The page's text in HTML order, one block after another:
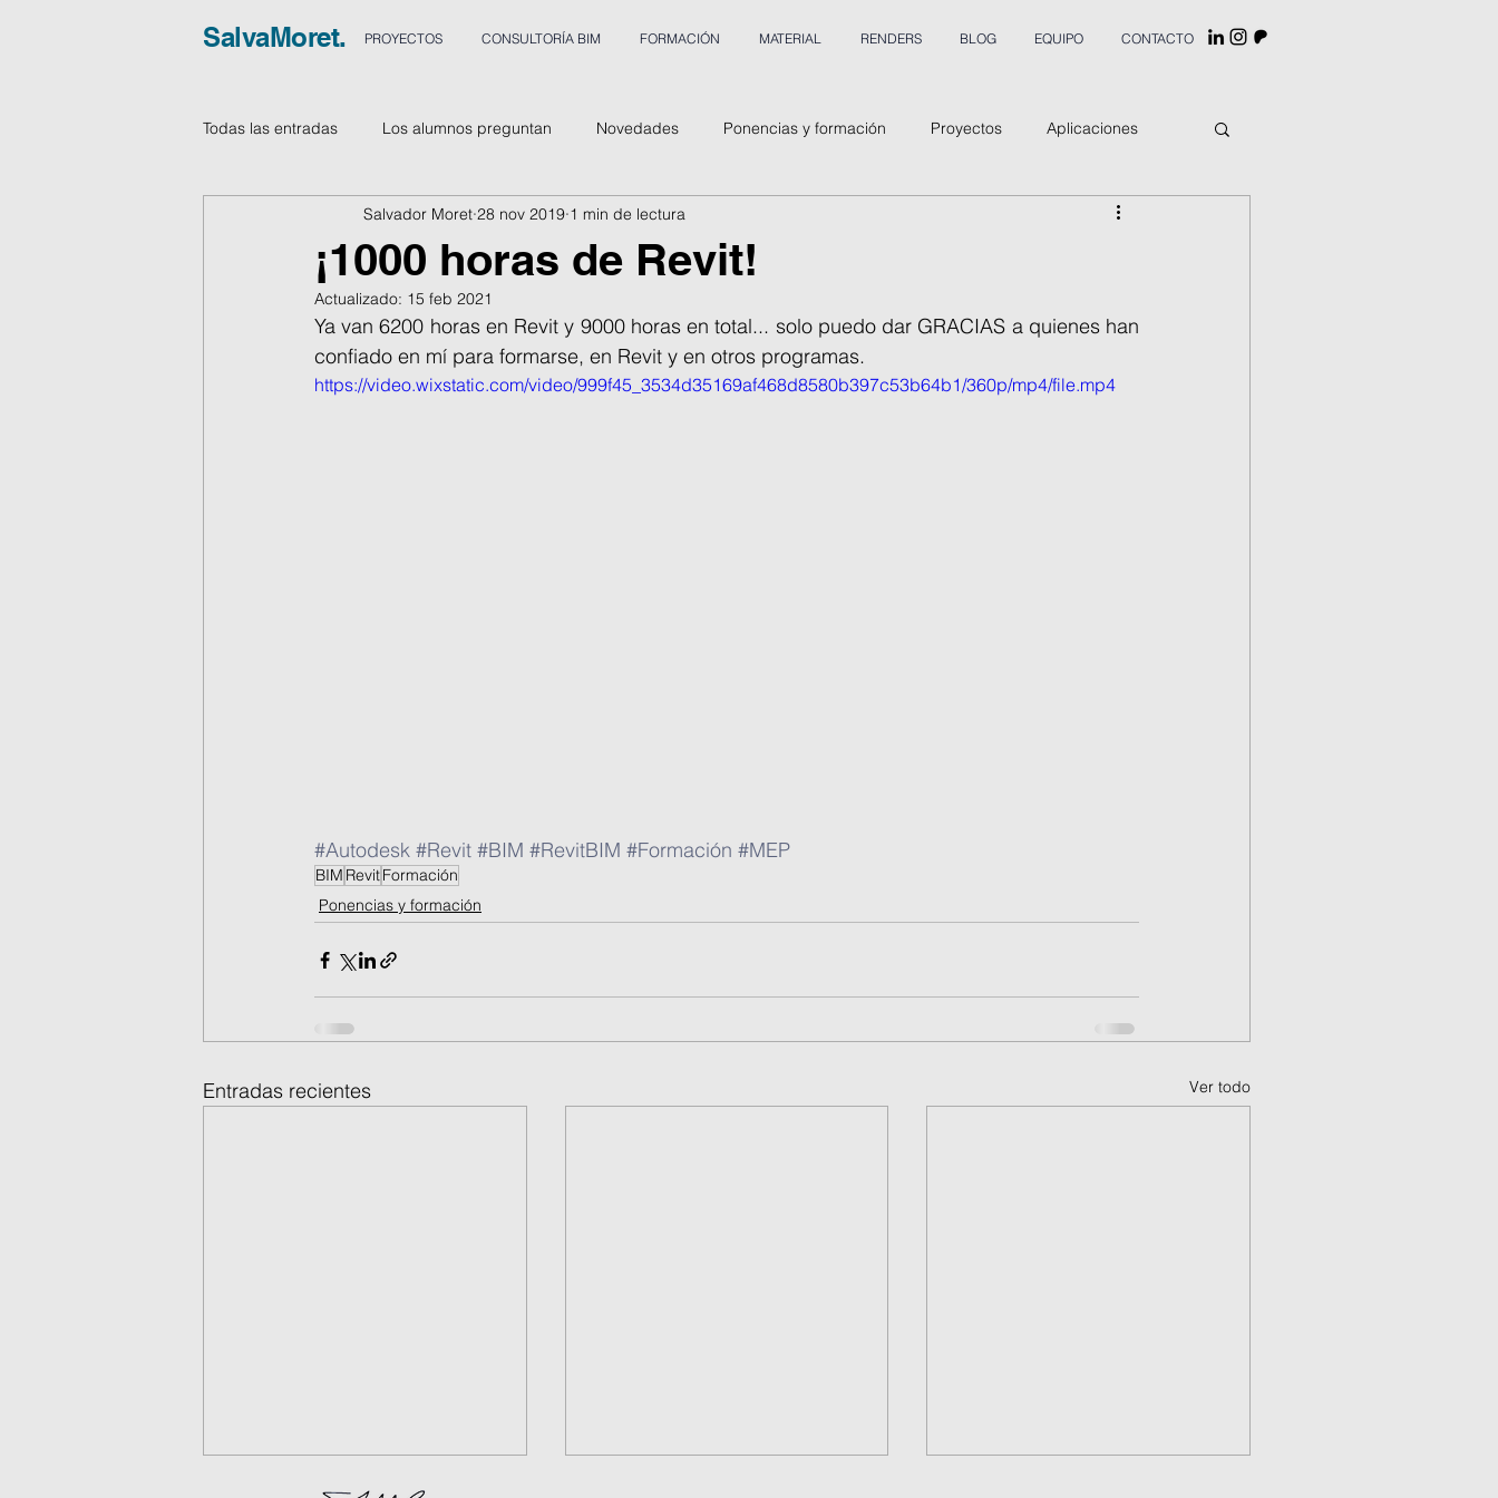
SalvaMoret. PROYECTOS CONSULTORÍA BIM FORMACIÓN MATERIAL RENDERS BLOG EQUIPO CONTACTO
Todas las entradas Los alumnos preguntan Novedades Ponencias y formación Proyectos Aplicaciones
¡1000 horas de Revit!
Salvador Moret 28 nov 2019 1 min de lectura
Actualizado: 15 feb 2021
Ya van 6200 horas en Revit y 9000 horas en total... solo puedo dar GRACIAS a quienes han
confiado en mí para formarse, en Revit y en otros programas.
https://video.wixstatic.com/video/999f45_3534d35169af468d8580b397c53b64b1/360p/mp4/file.mp4
#Autodesk #Revit #BIM #RevitBIM #Formación #MEP
BIM RevitFormación
Ponencias y formación
Entradas recientes Ver todo